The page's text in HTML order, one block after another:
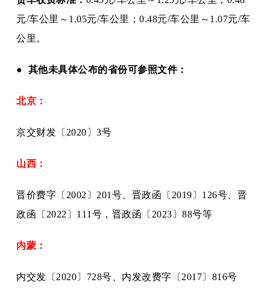
元/车公里～1.05元/车公里；0.48元/车公里～1.07元/车
公里。
● 其他未具体公布的省份可参照文件：
北京：
京交财发〔 2020〕3号
山西：
晋价费字〔 2002〕201号、晋政函〔2019〕126号、晋
政函〔2022〕111号，晋政函〔2023〕88号等
内蒙：
内交发〔 2020〕728号、内发改费字〔2017〕816号